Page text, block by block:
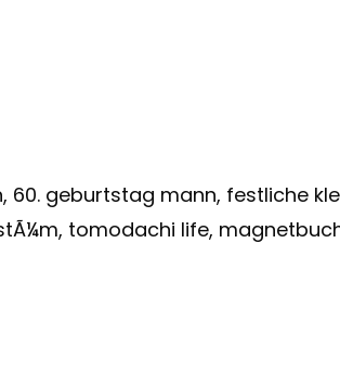
geburtstag mann, festliche
tomodachi life,